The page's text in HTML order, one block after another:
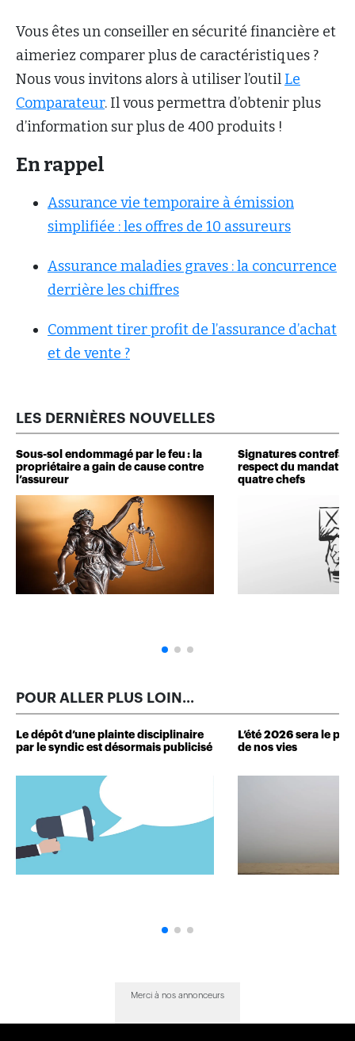
Vous êtes un conseiller en sécurité financière et
aimeriez comparer plus de caractéristiques ?
Nous vous invitons alors à utiliser l’outil Le
Comparateur. Il vous permettra d’obtenir plus
d’information sur plus de 400 produits !
En rappel
Assurance vie temporaire à émission
simplifiée : les offres de 10 assureurs
Assurance maladies graves : la concurrence
derrière les chiffres
Comment tirer profit de l’assurance d’achat
et de vente ?
LES DERNIÈRES NOUVELLES
Sous-sol endommagé par le feu : la
propriétaire a gain de cause contre
l’assureur
Signatures
respect du mandat :
quatre chefs
POUR ALLER PLUS LOIN...
Le dépôt d’une plainte disciplinaire
par le syndic est désormais publicisé
L’été 2026 sera le
de nos vies
Merci à nos annonceurs